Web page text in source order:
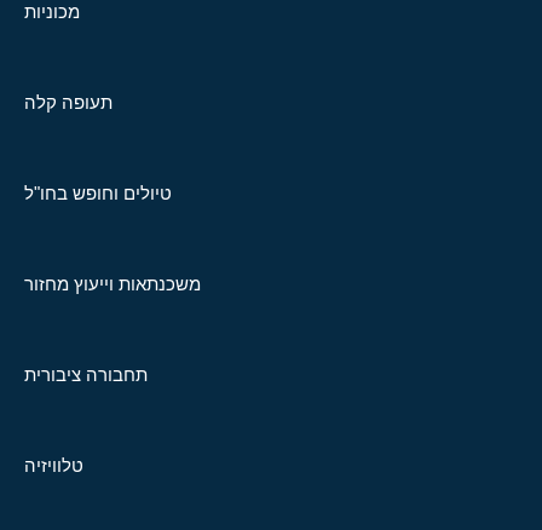
מכוניות
תעופה קלה
טיולים וחופש בחו"ל
משכנתאות וייעוץ מחזור
תחבורה ציבורית
טלוויזיה